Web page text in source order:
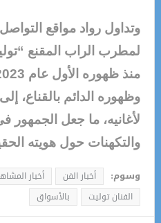
وتداول رواد مواقع
لمطرب الراب المقنع
وظهوره الدائم بالقناع،
لأغانيه، ما جعل الجمهور
والتكهنات حول هويته
وسوم: أخبار الفن أخبار
الفنان توليت
بالأسواق